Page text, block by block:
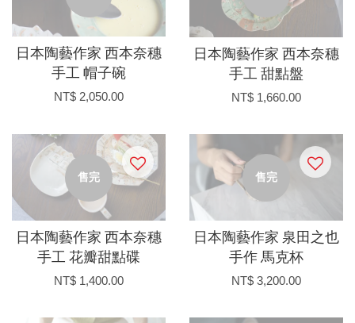
日本陶藝作家 西本奈穗
手工 帽子碗
NT$ 2,050.00
日本陶藝作家 西本奈穗
手工 甜點盤
NT$ 1,660.00
售完
日本陶藝作家 西本奈穗
手工 花瓣甜點碟
NT$ 1,400.00
售完
日本陶藝作家 泉田之也
手作 馬克杯
NT$ 3,200.00